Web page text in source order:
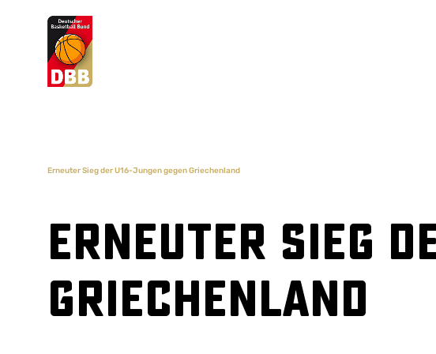
Suchvorschläge
Erneuter Sieg der U16-Jungen gegen Griechenland
Erneuter Sieg
Griechenland